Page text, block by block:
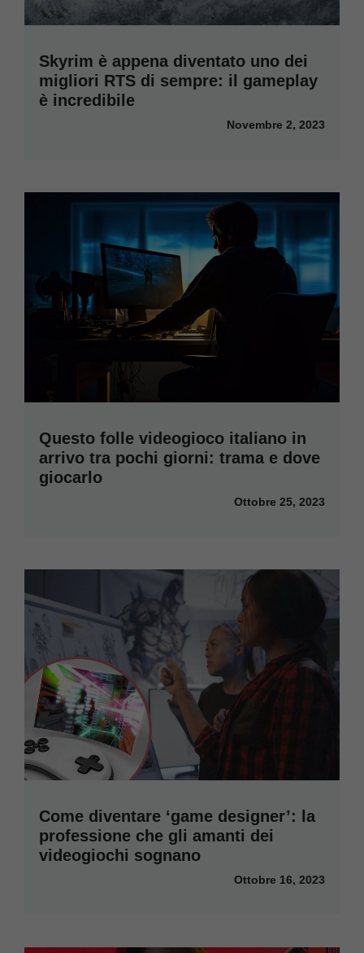
Skyrim è appena diventato uno dei
migliori RTS di sempre: il gameplay
è incredibile
Novembre 2, 2023
Questo folle videogioco italiano in
arrivo tra pochi giorni: trama e dove
giocarlo
Ottobre 25, 2023
Come diventare ‘game designer’: la
professione che gli amanti dei
videogiochi sognano
Ottobre 16, 2023